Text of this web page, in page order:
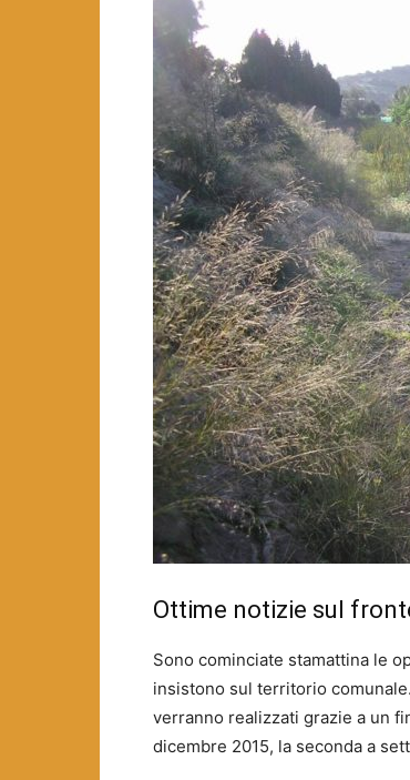
Ottime notizie sul
Sono cominciate stamattina le
insistono sul territorio
verranno realizzati grazie a un
dicembre 2015, la seconda a